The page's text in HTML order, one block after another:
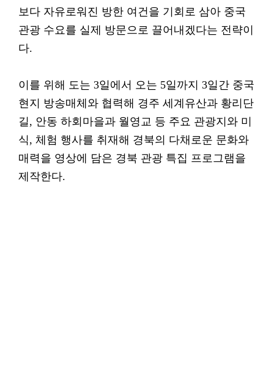
보다 자유로워진 방한 여건을 기회로 삼아 중국
관광 수요를 실제 방문으로 끌어내겠다는 전략이
다.
이를 위해 도는 3일에서 오는 5일까지 3일간 중국
현지 방송매체와 협력해 경주 세계유산과 황리단
길, 안동 하회마을과 월영교 등 주요 관광지와 미
식, 체험 행사를 취재해 경북의 다채로운 문화와
매력을 영상에 담은 경북 관광 특집 프로그램을
제작한다.